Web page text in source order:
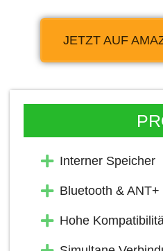
JETZT AUF
Interner Speicher
Bluetooth & ANT+
Hohe